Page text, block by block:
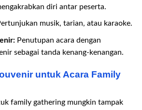
diri antar peserta.
musik, tarian, atau karaoke.
Penutupan acara dengan
sebagai tanda kenang-kenangan.
untuk Acara Family
family gathering mungkin tampak